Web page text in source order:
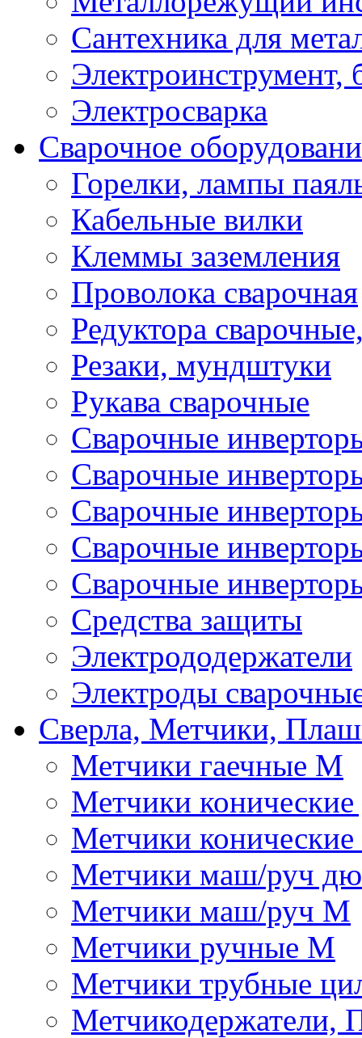
Сантехника для
Электроинструмент,
Электросварка
Сварочное
Горелки, лампы
Кабельные вилки
Клеммы заземления
Проволока сварочная
Редуктора
Резаки, мундштуки
Рукава сварочные
Сварочные
Сварочные
Сварочные
Сварочные
Сварочные
Средства защиты
Электрододержатели
Электроды
Сверла, Метчики,
Метчики гаечные М
Метчики
Метчики
Метчики маш/руч
Метчики маш/руч М
Метчики ручные М
Метчики трубные
Метчикодержатели,